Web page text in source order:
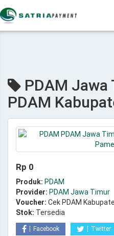
PDAM Jawa
PDAM
Rp 0
Produk: PDAM
Provider: PDAM Jawa Timur
Voucher: Cek PDAM
Stok: Tersedia
Facebook Twitter